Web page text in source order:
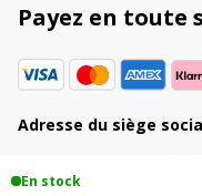
En stock
Payez en toute
Adresse du siège